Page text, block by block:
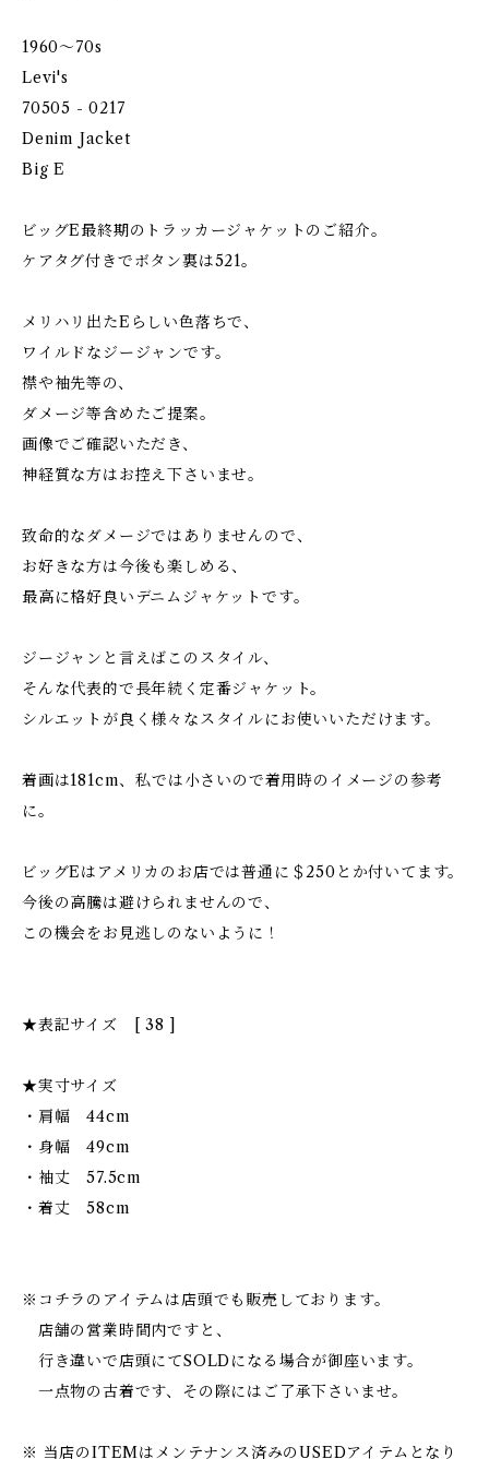
1960〜70s
Levi's
70505 - 0217
Denim Jacket
Big E
ビッグE最終期のトラッカージャケットのご紹介。
ケアタグ付きでボタン裏は521。
メリハリ出たEらしい色落ちで、
ワイルドなジージャンです。
襟や袖先等の、
ダメージ等含めたご提案。
画像でご確認いただき、
神経質な方はお控え下さいませ。
致命的なダメージではありませんので、
お好きな方は今後も楽しめる、
最高に格好良いデニムジャケットです。
ジージャンと言えばこのスタイル、
そんな代表的で長年続く定番ジャケット。
シルエットが良く様々なスタイルにお使いいただけます。
着画は181cm、私では小さいので着用時のイメージの参考
に。
ビッグEはアメリカのお店では普通に＄250とか付いてます。
今後の高騰は避けられませんので、
この機会をお見逃しのないように！
★表記サイズ [ 38 ]
★実寸サイズ
・肩幅 44cm
・身幅 49cm
・袖丈 57.5cm
・着丈 58cm
※コチラのアイテムは店頭でも販売しております。
店舗の営業時間内ですと、
行き違いで店頭にてSOLDになる場合が御座います。
一点物の古着です、その際にはご了承下さいませ。
※ 当店のITEMはメンテナンス済みのUSEDアイテムとなり